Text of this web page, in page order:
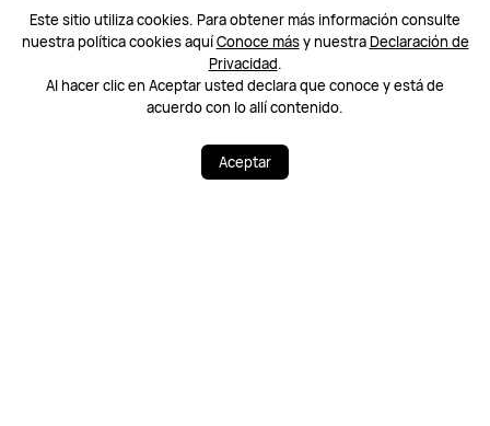
Este sitio utiliza cookies. Para obtener más información consulte
nuestra política cookies aquíConoce másy nuestraDeclaración de
Privacidad.
Al hacer clic en Aceptar usted declara que conoce y está de
acuerdo con lo allí contenido.
Aceptar
Lun–Vie, 9:00–22:00
HUAWEI STORE
Métodos de pago permitidos